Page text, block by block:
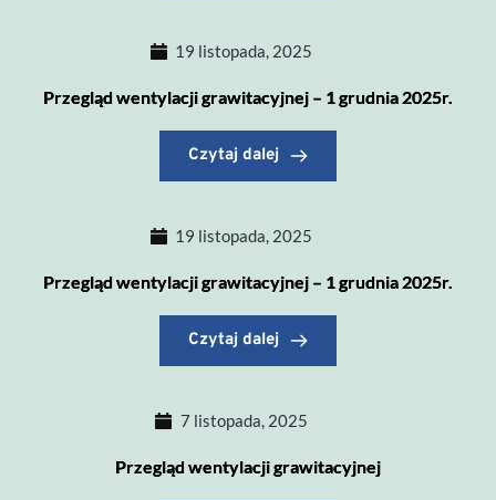
19 listopada, 2025
Przegląd wentylacji grawitacyjnej – 1 grudnia 2025r.
Czytaj dalej
19 listopada, 2025
Przegląd wentylacji grawitacyjnej – 1 grudnia 2025r.
Czytaj dalej
7 listopada, 2025
Przegląd wentylacji grawitacyjnej